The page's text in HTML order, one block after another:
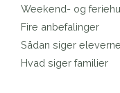
Weekend- og
Fire anbefalinger
Sådan siger eleverne
Hvad siger familier